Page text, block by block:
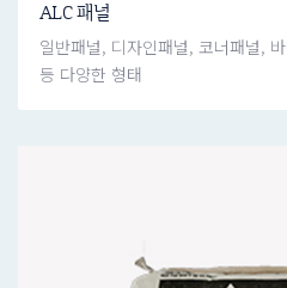
ALC 패널
일반패널, 디자인패널, 코너패널,
등 다양한 형태